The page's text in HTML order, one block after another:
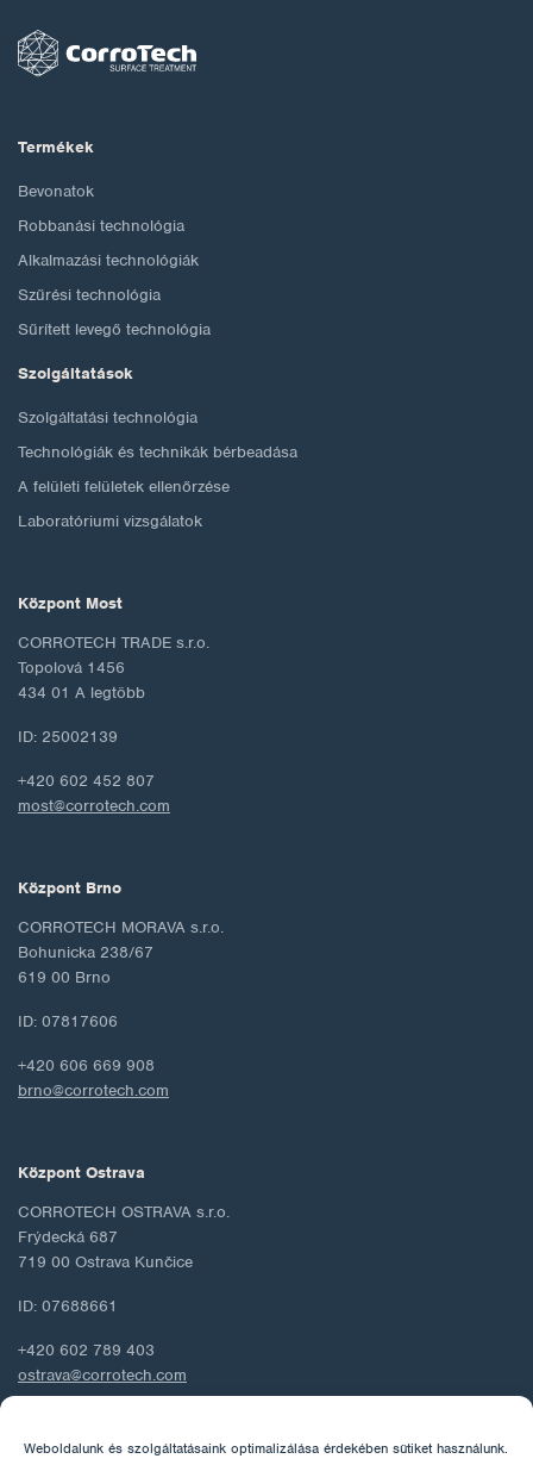
Weboldalunk és szolgáltatásaink optimalizálása érdekében sütiket használunk.
Termékek
Bevonatok
Robbanási technológia
Alkalmazási technológiák
Szűrési technológia
Sűrített levegő technológia
Szolgáltatások
Szolgáltatási technológia
Technológiák és technikák bérbeadása
A felületi felületek ellenőrzése
Laboratóriumi vizsgálatok
Központ Most
CORROTECH TRADE s.r.o.
Topolová 1456
434 01 A legtöbb
ID: 25002139
+420 602 452 807
most@corrotech.com
Központ Brno
CORROTECH MORAVA s.r.o.
Bohunicka 238/67
619 00 Brno
ID: 07817606
+420 606 669 908
brno@corrotech.com
Központ Ostrava
CORROTECH OSTRAVA s.r.o.
Frýdecká 687
719 00 Ostrava Kunčice
ID: 07688661
+420 602 789 403
ostrava@corrotech.com